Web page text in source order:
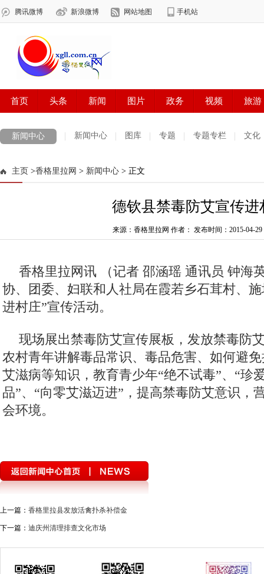
新闻中心 新闻中心 图库 专题 专题专栏 文化
法治迪庆
主页 >香格里拉网 > 新闻中心 > 正文
德钦县禁毒防艾宣传进
来源：香格里拉网 作者： 发布时间：2015-04-29
香格里拉网讯 （记者 邵涵瑶 通讯员 钟海
协、团委、妇联和人社局在霞若乡石茸村、
进村庄”宣传活动。
现场展出禁毒防艾宣传展板，发放禁毒防
农村青年讲解毒品常识、毒品危害、如何避
艾滋病等知识，教育青少年“绝不试毒”、“珍
品”、“向零艾滋迈进”，提高禁毒防艾意识，
会环境。
上一篇： 香格里拉县发放活禽扑杀补偿金
下一篇： 迪庆州清理排查文化市场